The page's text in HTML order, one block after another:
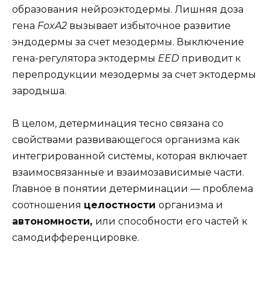
образования нейроэктодермы. Лишняя доза
гена FoxA2 вызывает избыточное развитие
эндодермы за счет мезодермы. Выключение
гена-регулятора эктодермы EED приводит к
перепродукции мезодермы за счет эктодермы
зародыша.
В целом, детерминация тесно связана со
свойствами развивающегося организма как
интегрированной системы, которая включает
взаимосвязанные и взаимозависимые части.
Главное в понятии детерминации — проблема
соотношения целостности организма и
автономности, или способности его частей к
самодифференцировке.